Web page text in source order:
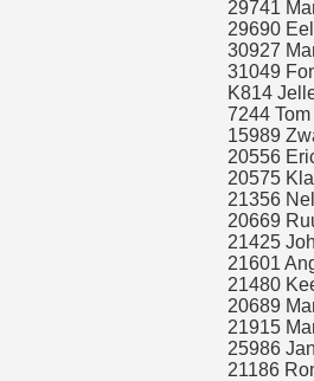
29741
29690
30927
31049
K814
7244
15989
20556
20575
21356
20669
21425
21601
21480
20689
21915
25986
21186